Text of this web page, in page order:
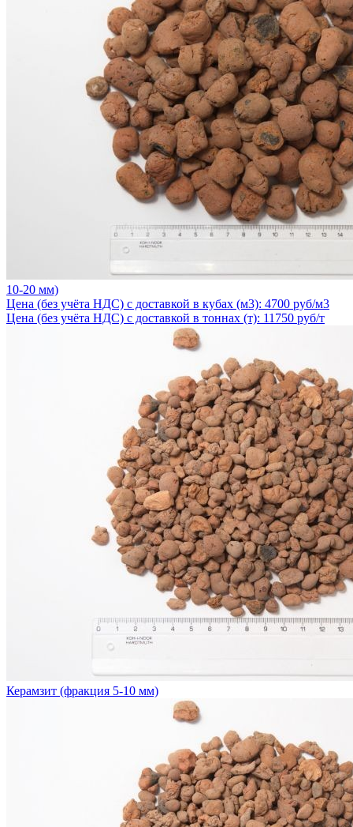
10-20 мм)
Цена (без учёта НДС) с доставкой в кубах (м3): 4700 руб/м3
Цена (без учёта НДС) с доставкой в тоннах (т): 11750 руб/т
Керамзит (фракция 5-10 мм)